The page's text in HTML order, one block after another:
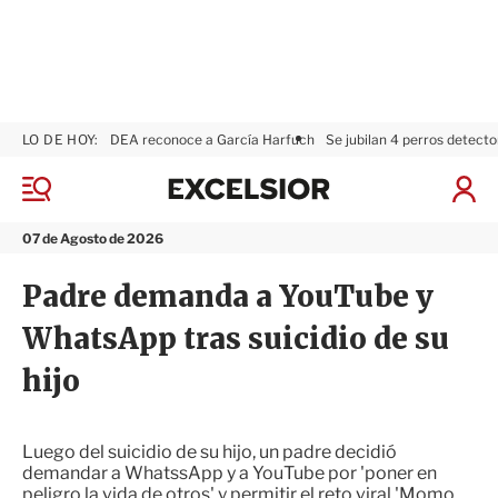
M
n
07 de Agosto de 2026
LO DE HOY: DEA reconoce a García Harfuch Se jubilan 4 perros
I
x
s
i
o
r
Padre demanda a YouTube y
WhatsApp tras suicidio de su
hijo
Luego del suicidio de su hijo, un padre decidió
demandar a WhatssApp y a YouTube por 'poner en